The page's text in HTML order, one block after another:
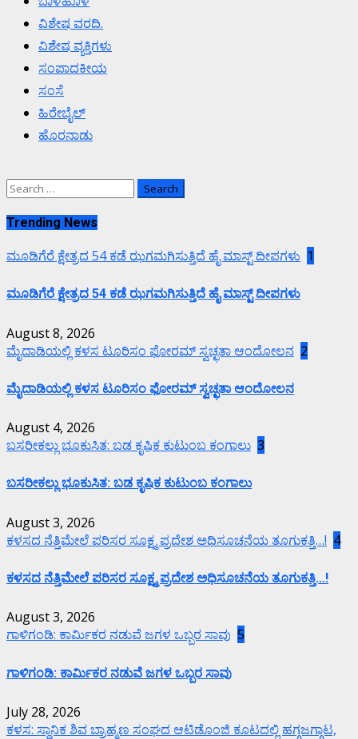
ವಿಶೇಷ ವರದಿ.
ವಿಶೇಷ ವ್ಯಕ್ತಿಗಳು
ಸಂಪಾದಕೀಯ
ಸಂಸೆ
ಹಿರೇಬೈಲ್
ಹೊರನಾಡು
Search
for:
Trending News
ಮೂಡಿಗೆರೆ ಕ್ಷೇತ್ರದ 54 ಕಡೆ ಝಗಮಗಿಸುತ್ತಿದೆ ಹೈ ಮಾಸ್ಟ್ ದೀಪಗಳು 1
ಮೂಡಿಗೆರೆ ಕ್ಷೇತ್ರದ 54 ಕಡೆ ಝಗಮಗಿಸುತ್ತಿದೆ ಹೈ ಮಾಸ್ಟ್ ದೀಪಗಳು
August 8, 2026
ಮೈದಾಡಿಯಲ್ಲಿ ಕಳಸ ಟೂರಿಸಂ ಫೋರಮ್ ಸ್ವಚ್ಛತಾ ಆಂದೋಲನ 2
ಮೈದಾಡಿಯಲ್ಲಿ ಕಳಸ ಟೂರಿಸಂ ಫೋರಮ್ ಸ್ವಚ್ಛತಾ ಆಂದೋಲನ
August 4, 2026
ಬಸರೀಕಲ್ಲು ಭೂಕುಸಿತ: ಬಡ ಕೃಷಿಕ ಕುಟುಂಬ ಕಂಗಾಲು 3
ಬಸರೀಕಲ್ಲು ಭೂಕುಸಿತ: ಬಡ ಕೃಷಿಕ ಕುಟುಂಬ ಕಂಗಾಲು
August 3, 2026
ಕಳಸದ ನೆತ್ತಿಮೇಲೆ ಪರಿಸರ ಸೂಕ್ಷ್ಮ ಪ್ರದೇಶ ಅಧಿಸೂಚನೆಯ ತೂಗುಕತ್ತಿ…! 4
ಕಳಸದ ನೆತ್ತಿಮೇಲೆ ಪರಿಸರ ಸೂಕ್ಷ್ಮ ಪ್ರದೇಶ ಅಧಿಸೂಚನೆಯ ತೂಗುಕತ್ತಿ…!
August 3, 2026
ಗಾಳಿಗಂಡಿ: ಕಾರ್ಮಿಕರ ನಡುವೆ ಜಗಳ ಒಬ್ಬರ ಸಾವು 5
ಗಾಳಿಗಂಡಿ: ಕಾರ್ಮಿಕರ ನಡುವೆ ಜಗಳ ಒಬ್ಬರ ಸಾವು
July 28, 2026
ಕಳಸ: ಸ್ಥಾನಿಕ ಶಿವ ಬ್ರಾಹ್ಮಣ ಸಂಘದ ಆಟಿಡೊಂಜಿ ಕೂಟದಲ್ಲಿ ಹಗ್ಗಜಗ್ಗಾಟ,